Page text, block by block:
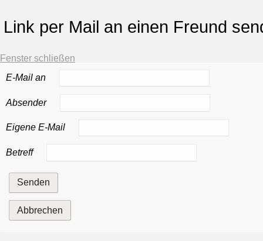
Link per Mail an einen Freund
Fenster schließen
E-Mail an
Absender
Eigene E-Mail
Betreff
Senden
Abbrechen